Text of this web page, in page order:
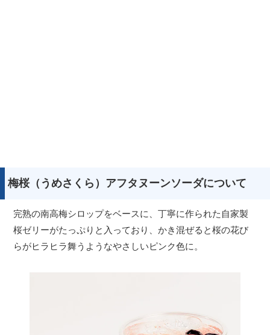
梅桜（うめさくら）アフタヌーンソーダについて
完熟の南高梅シロップをベースに、丁寧に作られた自家製
桜ゼリーがたっぷりと入っており、かき混ぜると桜の花び
らがヒラヒラ舞うようなやさしいピンク色に。